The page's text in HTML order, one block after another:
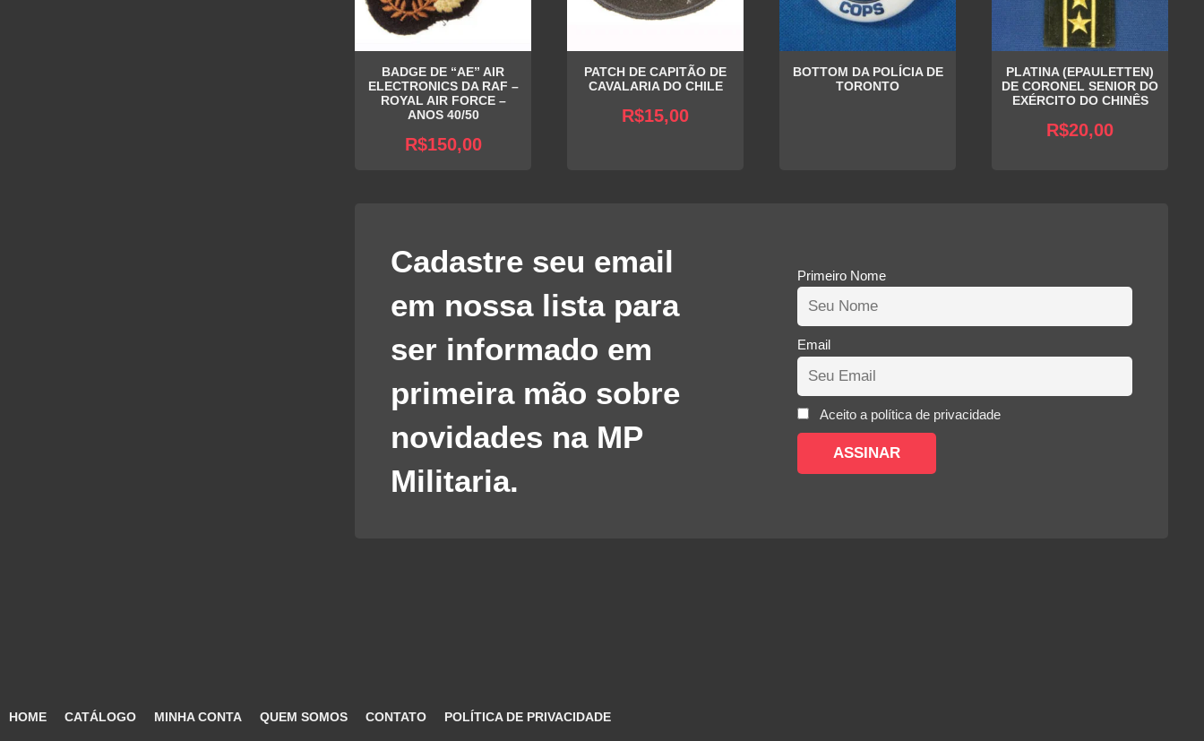
BADGE DE “AE” AIR
ELECTRONICS DA RAF –
ROYAL AIR FORCE –
ANOS 40/50
R$150,00
PATCH DE CAPITÃO DE
CAVALARIA DO CHILE
R$15,00
BOTTOM DA POLÍCIA DE
TORONTO
PLATINA (EPAULETTEN)
DE CORONEL SENIOR DO
EXÉRCITO DO CHINÊS
R$20,00
Cadastre seu email
em nossa lista para
ser informado em
primeira mão sobre
novidades na MP
Militaria.
Primeiro Nome
Email
Aceito a política de privacidade
HOME CATÁLOGO MINHA CONTA QUEM SOMOS CONTATO POLÍTICA DE PRIVACIDADE